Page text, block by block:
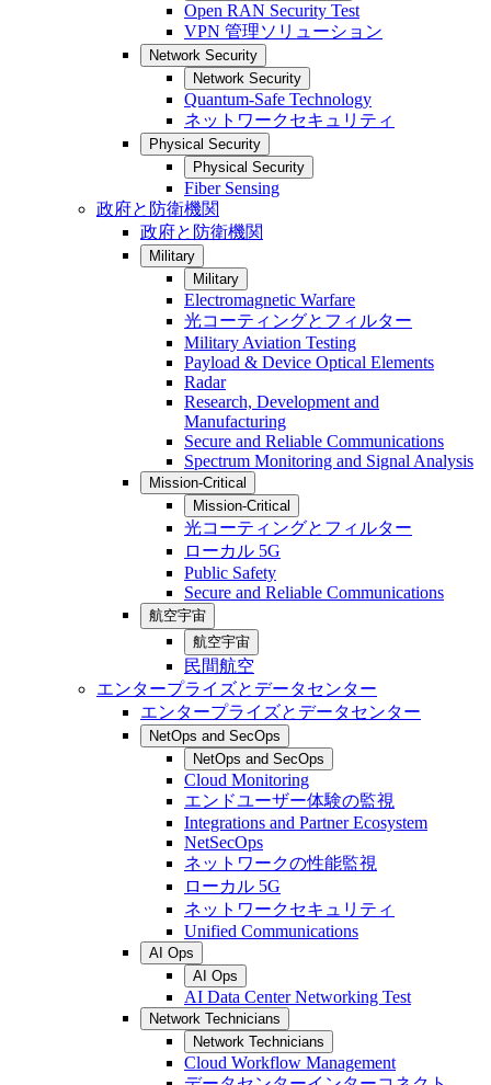
Open RAN Security Test
VPN 管理ソリューション
Network Security
Network Security
Quantum-Safe Technology
ネットワークセキュリティ
Physical Security
Physical Security
Fiber Sensing
政府と防衛機関
政府と防衛機関
Military
Military
Electromagnetic Warfare
光コーティングとフィルター
Military Aviation Testing
Payload & Device Optical Elements
Radar
Research, Development and
Manufacturing
Secure and Reliable Communications
Spectrum Monitoring and Signal Analysis
Mission-Critical
Mission-Critical
光コーティングとフィルター
ローカル 5G
Public Safety
Secure and Reliable Communications
航空宇宙
航空宇宙
民間航空
エンタープライズとデータセンター
エンタープライズとデータセンター
NetOps and SecOps
NetOps and SecOps
Cloud Monitoring
エンドユーザー体験の監視
Integrations and Partner Ecosystem
NetSecOps
ネットワークの性能監視
ローカル 5G
ネットワークセキュリティ
Unified Communications
AI Ops
AI Ops
AI Data Center Networking Test
Network Technicians
Network Technicians
Cloud Workflow Management